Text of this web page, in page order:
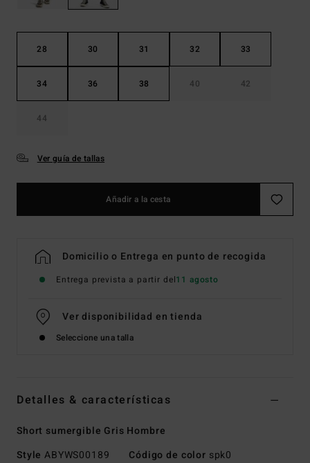
28 30 31 32 33
34 36 38 40 42
44
Ver guía de tallas
Añadir a la cesta
Domicilio o Entrega en punto de recogida
Entrega prevista a partir del11 agosto
Ver disponibilidad en tienda
Seleccione una talla
Detalles & características
Short sumergible Gris Hombre
Style ABYWS00189 Código de color spk0